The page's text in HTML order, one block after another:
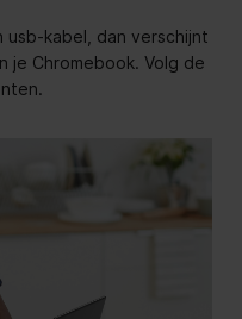
kabel, dan verschijnt
je Chromebook. Volg de